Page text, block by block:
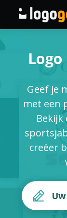
AI
Logo-ideeën
Gedrukte
Over
Geef je
met een
creëer